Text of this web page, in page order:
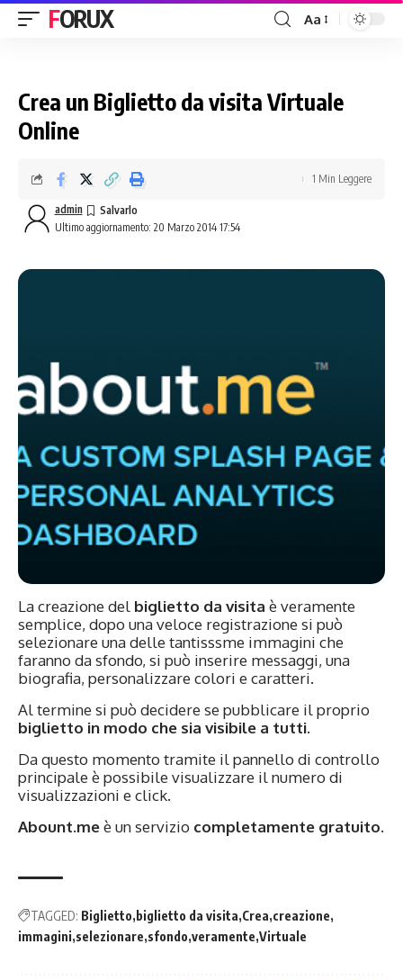
FORUX Aa
Crea un Biglietto da visita Virtuale
Online
Ultimo aggiornamento: 20 Marzo 2014 17:54
admin
1 Min Leggere
La creazione del biglietto da visita è veramente
semplice, dopo una veloce registrazione si può
selezionare una delle tantisssme immagini che
faranno da sfondo, si può inserire messaggi, una
biografia, personalizzare colori e caratteri.
Al termine si può decidere se pubblicare il proprio
biglietto in modo che sia visibile a tutti.
Da questo momento tramite il pannello di controllo
principale è possibile visualizzare il numero di
visualizzazioni e click.
Abount.meè un servizio completamente gratuito.
TAGGED: Biglietto biglietto da visita Crea creazione
immagini selezionare sfondo veramente Virtuale